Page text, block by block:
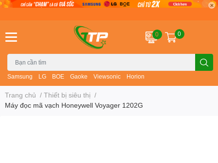
Samsung LG BOE Gaoke Viewsonic Horion
0 0
Trang chủ / Thiết bị siêu thị /
Máy đọc mã vạch Honeywell Voyager 1202G